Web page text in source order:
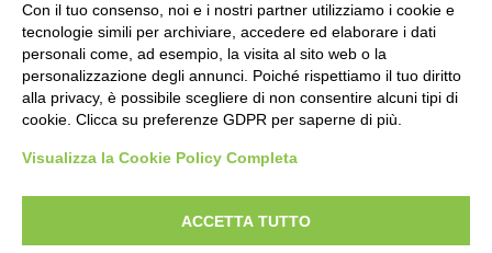
LOCALIZZAZIONE
CRONOLOGIA
diritto d’autore, legge 22 aprile 1941 n. 633. I diritti degli autori, degli artisti e
Con il tuo consenso, noi e i nostri partner utilizziamo i cookie e
tecnologie simili per archiviare, accedere ed elaborare i dati
personali come, ad esempio, la visita al sito web o la
personalizzazione degli annunci. Poiché rispettiamo il tuo diritto
alla privacy, è possibile scegliere di non consentire alcuni tipi di
cookie. Clicca su preferenze GDPR per saperne di più.
Visualizza la Cookie Policy Completa
ACCETTA TUTTO